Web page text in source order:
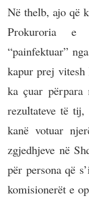
Në thelb, ajo që
Prokuroria
“painfektuar”
kapur prej vitesh
ka çuar përpara
rezultateve të tij,
kanë votuar
zgjedhjeve në
për persona që
komisionerët e